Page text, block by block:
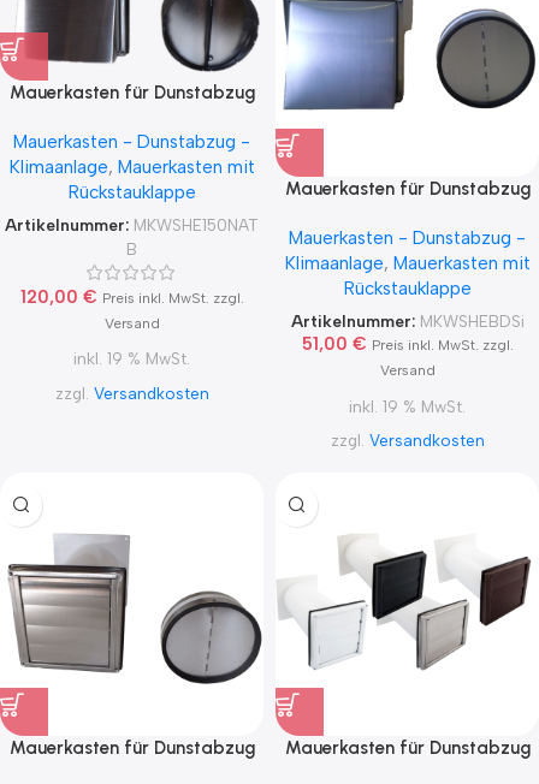
Mauerkasten für Dunstabzug
Teleskoprohr
Mauerkasten - Dunstabzug -
Klimaanlage, Mauerkasten mit
Rückstauklappe
Artikelnummer: MKWSHE150NAT
B
120,00 € Preis inkl. MwSt. zzgl.
Versand
inkl. 19 % MwSt.
zzgl. Versandkosten
Mauerkasten für Dunstabzug
Teleskoprohr
Mauerkasten - Dunstabzug -
Klimaanlage, Mauerkasten mit
Rückstauklappe
Artikelnummer: MKWSHEBDSi
51,00 € Preis inkl. MwSt. zzgl.
Versand
inkl. 19 % MwSt.
zzgl. Versandkosten
Mauerkasten für Dunstabzug
Mauerkasten für Dunstabzug